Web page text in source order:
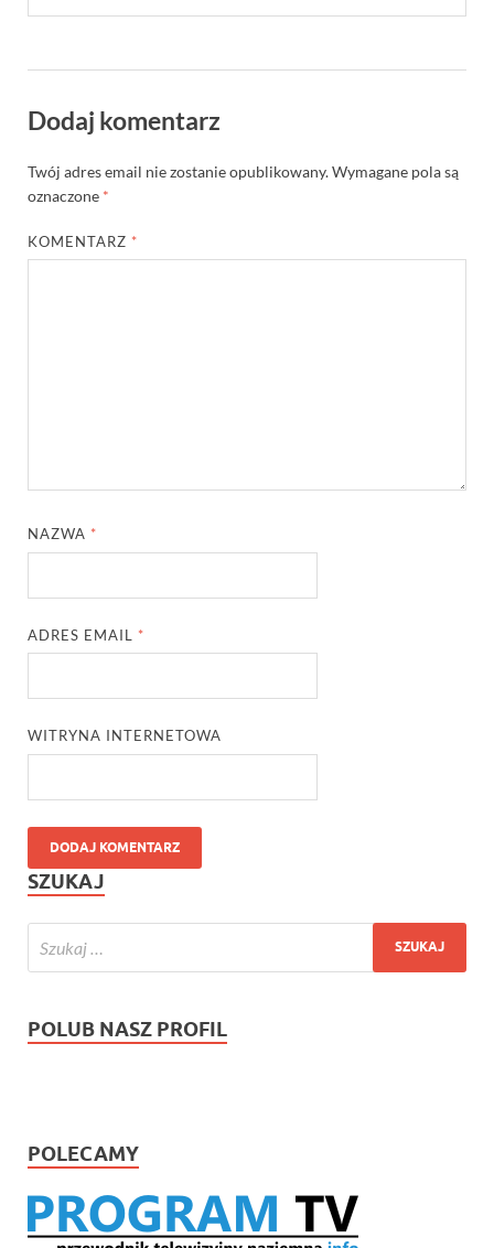
Dodaj komentarz
Twój adres email nie zostanie opublikowany.Wymagane pola są
oznaczone *
KOMENTARZ *
NAZWA *
ADRES EMAIL *
WITRYNA INTERNETOWA
SZUKAJ
POLUB NASZ PROFIL
POLECAMY